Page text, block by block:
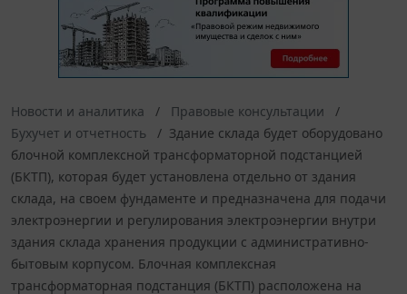
Новости и аналитика
Правовые консультации
Бухучет и отчетность
Здание склада будет оборудовано
блочной комплексной трансформаторной подстанцией
(БКТП), которая будет установлена отдельно от здания
склада, на своем фундаменте и предназначена для подачи
электроэнергии и регулирования электроэнергии внутри
здания склада хранения продукции с административно-
бытовым корпусом. Блочная комплексная
трансформаторная подстанция (БКТП) расположена на